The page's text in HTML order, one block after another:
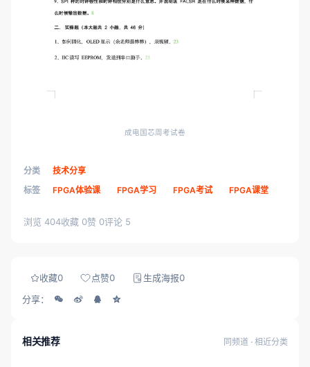
成电国芯周考试卷
分类
技术分享
标签
FPGA体验课 FPGA学习 FPGA考试 FPGA课堂
浏览 404收藏 0赞 0评论 5
收藏0 点赞0 生成海报0
分享：
相关推荐 同频道 · 相近分类